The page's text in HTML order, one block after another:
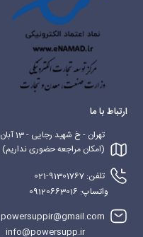
ارتباط با ما
تهران - خ شهید رجایی - 13 آبان - شهرک معراج - بلوک 6 غربی - پاورساپ
(امکان مراجعه حضوری نداریم)
تلفن: 91301767-021
واتساپ: 09120663016
powersuppir@gmail.com
info@powersupp.ir